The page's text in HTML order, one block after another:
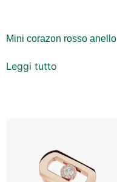
Mini corazon rosso anello
Leggi tutto